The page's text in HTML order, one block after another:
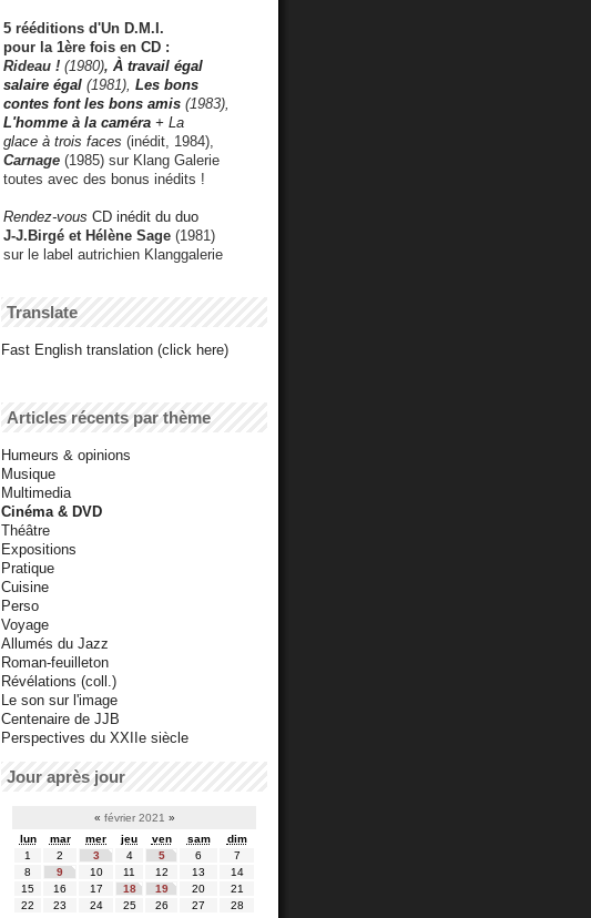
5 rééditions d'Un D.M.I.
pour la 1ère fois en CD :
Rideau ! (1980), À travail égal
salaire égal (1981), Les bons
contes font les bons amis (1983),
L'homme à la caméra + La
glace à trois faces (inédit, 1984),
Carnage (1985) sur Klang Galerie
toutes avec des bonus inédits !
Rendez-vous CD inédit du duo
J-J.Birgé et Hélène Sage (1981)
sur le label autrichien Klanggalerie
Translate
Fast English translation (click here)
Articles récents par thème
Humeurs & opinions
Musique
Multimedia
Cinéma & DVD
Théâtre
Expositions
Pratique
Cuisine
Perso
Voyage
Allumés du Jazz
Roman-feuilleton
Révélations (coll.)
Le son sur l'image
Centenaire de JJB
Perspectives du XXIIe siècle
Jour après jour
« février 2021 »
lun
mar mer jeu ven sam
dim
1
2 3 4 5 6
7
8
9 10 11 12 13
14
15
16 17 18 19 20
21
22
23 24 25 26 27 28